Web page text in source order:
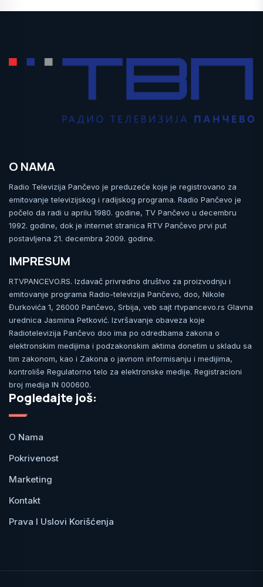
O NAMA
Radio Televizija Pančevo je preduzeće koje je registrovano za
emitovanje televizijskog i radijskog programa. Radio Pančevo je
počelo da radi u aprilu 1980. godine, TV Pančevo u decembru
1992. godine, dok je internet stranica RTV Pančevo prvi put
postavljena 21. decembra 2009. godine.
IMPRESUM
RTVPANCEVO.RS. Izdavač privredno društvo za proizvodnju i
emitovanje programa Radio-televizija Pančevo, doo, Nikole
Đurkovića 1, 26000 Pančevo, Srbija, veb sajt rtvpancevo.rs Glavna
urednica Jasmina Petković. Izvršavanje obaveza koje
Radiotelevizija Pančevo doo ima po odredbama zakona o
elektronskim medijima i podzakonskim aktima donetim u skladu sa
tim zakonom, kao i Zakona o javnom informisanju i medijima,
kontroliše Regulatorno telo za elektronske medije. Registracioni
broj medija IN 000600.
Pogledajte još:
O Nama
Pokrivenost
Marketing
Kontakt
Prava I Uslovi Korišćenja